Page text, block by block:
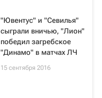
"Ювентус" и "Севилья"
сыграли вничью, "Лион"
победил загребское
"Динамо" в матчах ЛЧ
15 сентября 2016